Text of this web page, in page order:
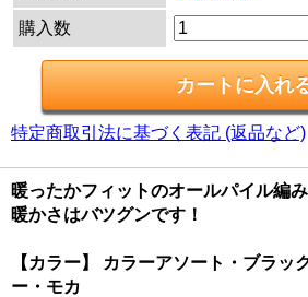
購入数
特定商取引法に基づく表記 (返品など)
暖ったかフィットのオールパイル編
暖かさはバツグンです！
【カラー】 カラーアソート・ブラッ
ー・モカ